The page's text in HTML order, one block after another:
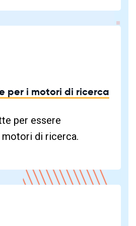
per i motori di ricerca
per essere
di ricerca.